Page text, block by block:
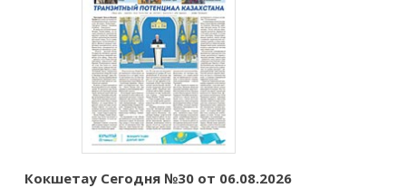
Кокшетау Сегодня №30 от 06.08.2026